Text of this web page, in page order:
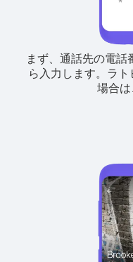
まず、通話先の電
ら入力します。 ラト
場合は